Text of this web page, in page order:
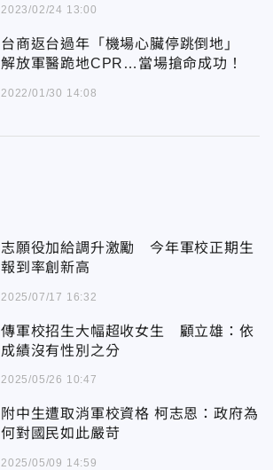
2023/02/24 13:00
台商返台過年「機場心臟停跳倒地」
解放軍醫跪地CPR…當場搶命成功！
2022/01/30 14:08
志願役加給調升激勵 今年軍校正期生
報到率創新高
2025/07/17 16:32
傳軍校招生大幅超收女生 顧立雄：依
成績沒有性別之分
2025/05/26 10:47
附中生遭取消軍校資格 柯志恩：政府為
何對國民如此嚴苛
2025/05/09 14:59